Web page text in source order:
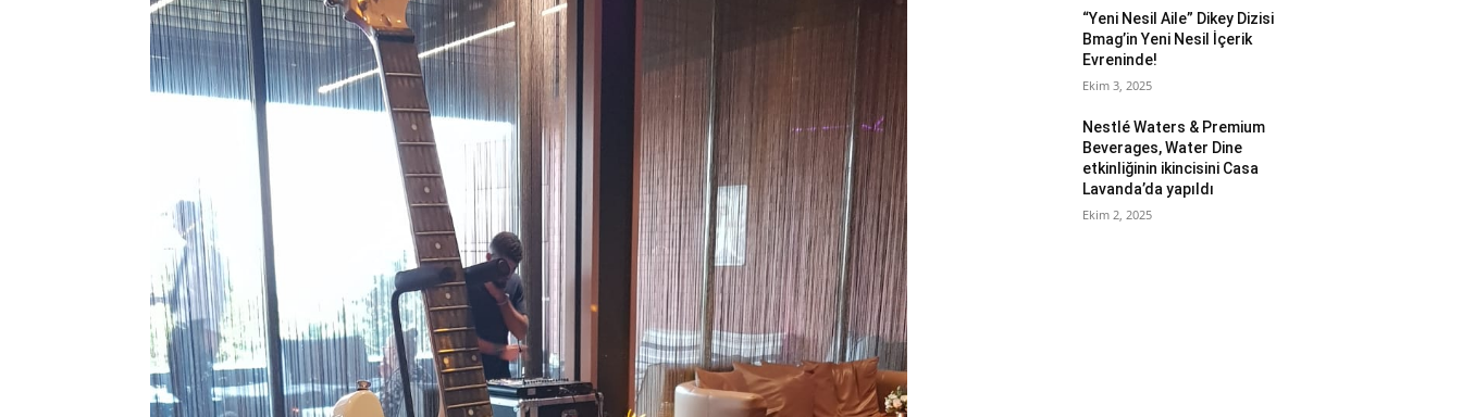
“Yeni Nesil Aile” Dikey Dizisi
Bmag’in Yeni Nesil İçerik
Evreninde!
Ekim 3, 2025
Nestlé Waters & Premium
Beverages, Water Dine
etkinliğinin ikincisini Casa
Lavanda’da yapıldı
Ekim 2, 2025